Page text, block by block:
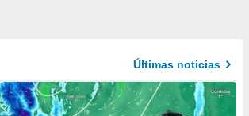
Últimas noticias